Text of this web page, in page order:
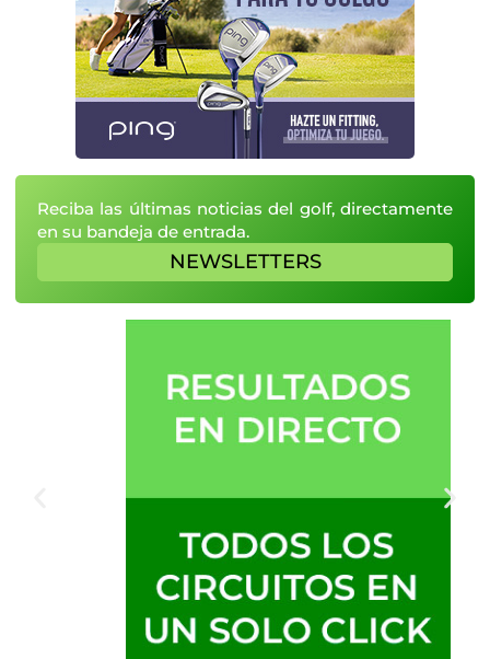
Reciba las últimas noticias del golf, directamente
en su bandeja de entrada.
NEWSLETTERS